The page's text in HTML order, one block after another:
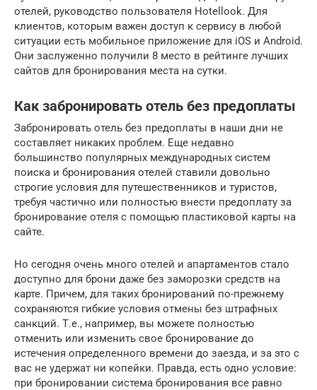
отелей, руководство пользователя Hotellook. Для
клиентов, которым важен доступ к сервису в любой
ситуации есть мобильное приложение для iOS и Android.
Они заслуженно получили 8 место в рейтинге лучших
сайтов для бронирования места на сутки.
Как забронировать отель без предоплаты
Забронировать отель без предоплаты в наши дни не
составляет никаких проблем. Еще недавно
большинство популярных международных систем
поиска и бронирования отелей ставили довольно
строгие условия для путешественников и туристов,
требуя частично или полностью внести предоплату за
бронирование отеля с помощью пластиковой карты на
сайте.
Но сегодня очень много отелей и апартаментов стало
доступно для брони даже без заморозки средств на
карте. Причем, для таких бронирований по-прежнему
сохраняются гибкие условия отмены без штрафных
санкций. Т.е., например, вы можете полностью
отменить или изменить свое бронирование до
истечения определенного времени до заезда, и за это с
вас не удержат ни копейки. Правда, есть одно условие:
при бронировании система бронирования все равно